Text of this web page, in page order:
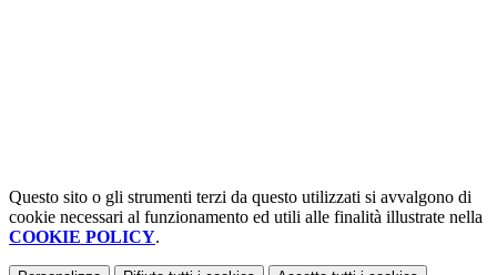
Questo sito o gli strumenti terzi da questo utilizzati si avvalgono di
cookie necessari al funzionamento ed utili alle finalità illustrate nella
COOKIE POLICY.